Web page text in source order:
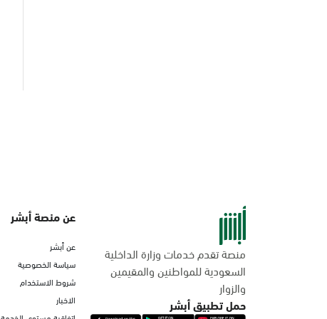
منصة تقدم خدمات وزارة الداخلية
السعودية للمواطنين والمقيمين
والزوار
حمل تطبيق أبشر
عن منصة أبشر
عن أبشر
سياسة الخصوصية
شروط الاستخدام
الاخبار